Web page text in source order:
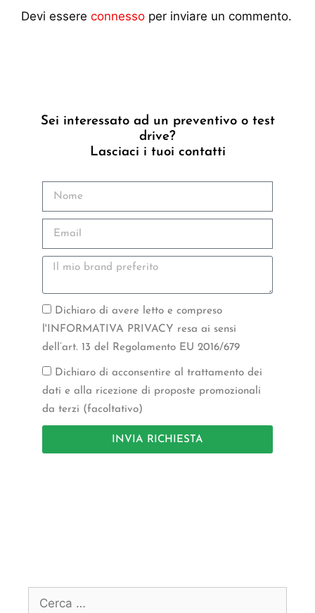
Devi essere connesso per inviare un commento.
Sei interessato ad un preventivo o test
drive?
Lasciaci i tuoi contatti
Dichiaro di avere letto e compreso
l'INFORMATIVA PRIVACY resa ai sensi
dell’art. 13 del Regolamento EU 2016/679
Dichiaro di acconsentire al trattamento dei
dati e alla ricezione di proposte promozionali
da terzi (facoltativo)
INVIA RICHIESTA